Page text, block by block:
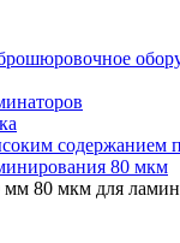
содержанием
80 мкм
80 мкм для